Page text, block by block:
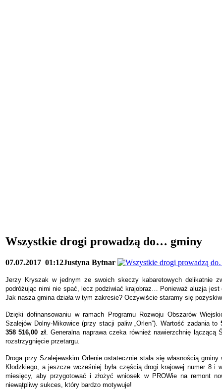
Wszystkie drogi prowadzą do… gminy
07.07.2017 01:12Justyna Bytnar
Jerzy Kryszak w jednym ze swoich skeczy kabaretowych delikatnie
podróżując nimi nie spać, lecz podziwiać krajobraz… Ponieważ aluzja
Jak nasza gmina działa w tym zakresie? Oczywiście staramy się
Dzięki dofinansowaniu w ramach Programu Rozwoju Obszarów
Szalejów Dolny-Mikowice (przy stacji paliw „Orlen”). Wartość zadania to
358 516,00 zł. Generalna naprawa czeka również nawierzchnię
rozstrzygnięcie przetargu.
Droga przy Szalejewskim Orlenie ostatecznie stała się własnością
Kłodzkiego, a jeszcze wcześniej była częścią drogi krajowej numer 8 i
miesięcy, aby przygotować i złożyć wniosek w PROWie na remont
niewątpliwy sukces, który bardzo motywuje!